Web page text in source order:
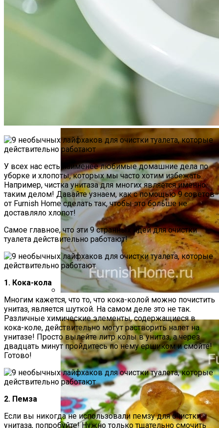
Необычная Пицца Из Слоеного Теста
Хребты Лосося В Томатном Кляре
У всех нас есть наименее любимые домашние дела по
уборке и хлопоты, которых мы часто хотим избежать.
Например, чистка унитаза для многих является именно
таким делом! Давайте узнаем, как с помощью 9 советов
от Furnish Home сделать так, чтобы это больше не
доставляло хлопот!
Самое главное, что эти 9 странных идей для очистки
туалета действительно работают!
1. Кока-кола
Многим кажется, что то, что кока-колой можно почистить
унитаз, является шуткой. На самом деле это не так.
Различные химические элементы, содержащиеся в
кока-коле, действительно могут растворить налет на
унитазе! Просто вылейте литр колы в унитаз, а через
двадцать минут пройдитесь по нему ершиком и смойте!
Готово!
2. Пемза
Если вы никогда не использовали пемзу для очистки
унитаза, попробуйте! Нужно только тщательно смочить